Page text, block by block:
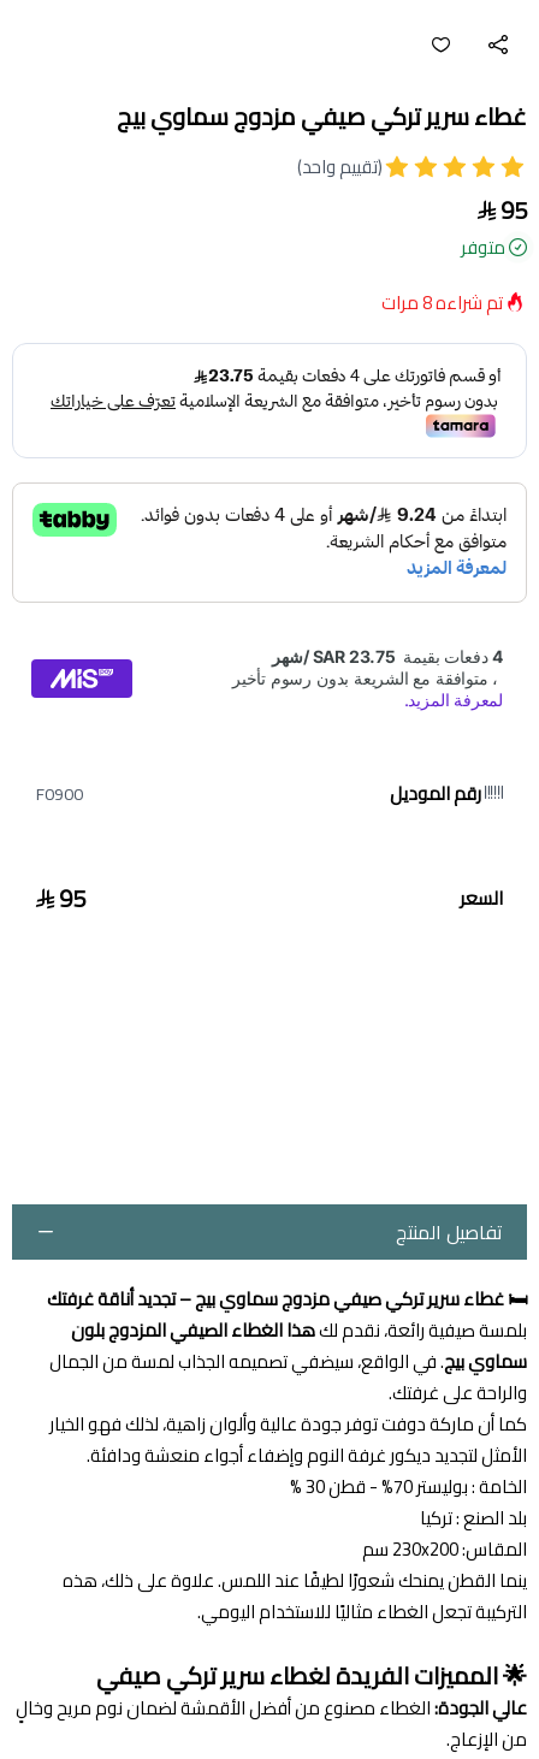
غطاء سرير تركي صيفي مزدوج سماوي بيج
(تقييم واحد)
95
متوفر
تم شراءه8مرات
رقم الموديل F0900
السعر 95
تفاصيل المنتج
🛏️ غطاء سرير تركي صيفي مزدوج سماوي بيج – تجديد أناقة غرفتك
بلمسة صيفية رائعة، نقدم لكهذا الغطاء الصيفي المزدوج بلون
سماوي بيج. في الواقع، سيضفي تصميمه الجذاب لمسة من الجمال
والراحة على غرفتك.
كما أن ماركة دوفت توفر جودة عالية وألوان زاهية، لذلك فهو الخيار
الأمثل لتجديد ديكور غرفة النوم وإضفاء أجواء منعشة ودافئة.
الخامة : بوليستر 70% - قطن 30 %
بلد الصنع : تركيا
المقاس: 230x200 سم
ينما القطن يمنحك شعورًا لطيفًا عند اللمس. علاوة على ذلك، هذه
التركيبة تجعل الغطاء مثاليًا للاستخدام اليومي.
🌟 المميزات الفريدة لغطاء سرير تركي صيفي
عالي الجودة:الغطاء مصنوع من أفضل الأقمشة لضمان نوم مريح وخالٍ
من الإزعاج.